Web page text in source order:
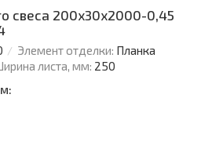
свеса 200х30х2000-0,45
Элемент отделки: Планка
листа, мм: 250